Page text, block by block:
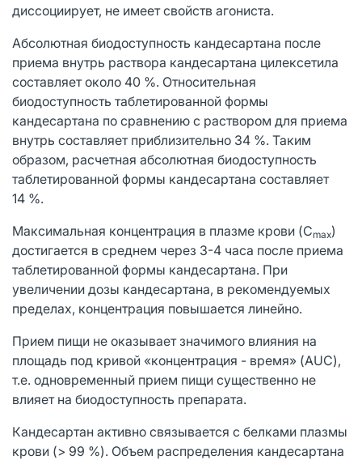
диссоциирует, не имеет свойств агониста.
Абсолютная биодоступность кандесартана после
приема внутрь раствора кандесартана цилексетила
составляет около 40 %. Относительная
биодоступность таблетированной формы
кандесартана по сравнению с раствором для приема
внутрь составляет приблизительно 34 %. Таким
образом, расчетная абсолютная биодоступность
таблетированной формы кандесартана составляет
14 %.
Максимальная концентрация в плазме крови (Cmax)
достигается в среднем через 3-4 часа после приема
таблетированной формы кандесартана. При
увеличении дозы кандесартана, в рекомендуемых
пределах, концентрация повышается линейно.
Прием пищи не оказывает значимого влияния на
площадь под кривой «концентрация - время» (AUC),
т.е. одновременный прием пищи существенно не
влияет на биодоступность препарата.
Кандесартан активно связывается с белками плазмы
крови (> 99 %). Объем распределения кандесартана